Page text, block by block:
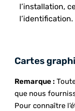
l’installation,
l’identification.
Cartes
Remarque :
que nous
Pour connaître